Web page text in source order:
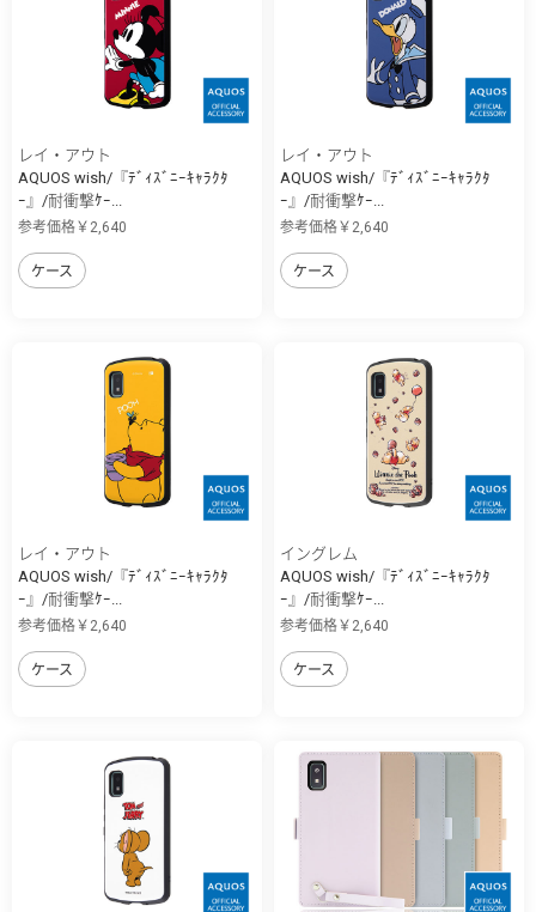
レイ・アウト
AQUOS wish/『ﾃﾞｨｽﾞﾆｰｷｬﾗｸﾀ
ｰ』/耐衝撃ｹｰ...
参考価格￥2,640
ケース
レイ・アウト
AQUOS wish/『ﾃﾞｨｽﾞﾆｰｷｬﾗｸﾀ
ｰ』/耐衝撃ｹｰ...
参考価格￥2,640
ケース
レイ・アウト
AQUOS wish/『ﾃﾞｨｽﾞﾆｰｷｬﾗｸﾀ
ｰ』/耐衝撃ｹｰ...
参考価格￥2,640
ケース
イングレム
AQUOS wish/『ﾃﾞｨｽﾞﾆｰｷｬﾗｸﾀ
ｰ』/耐衝撃ｹｰ...
参考価格￥2,640
ケース